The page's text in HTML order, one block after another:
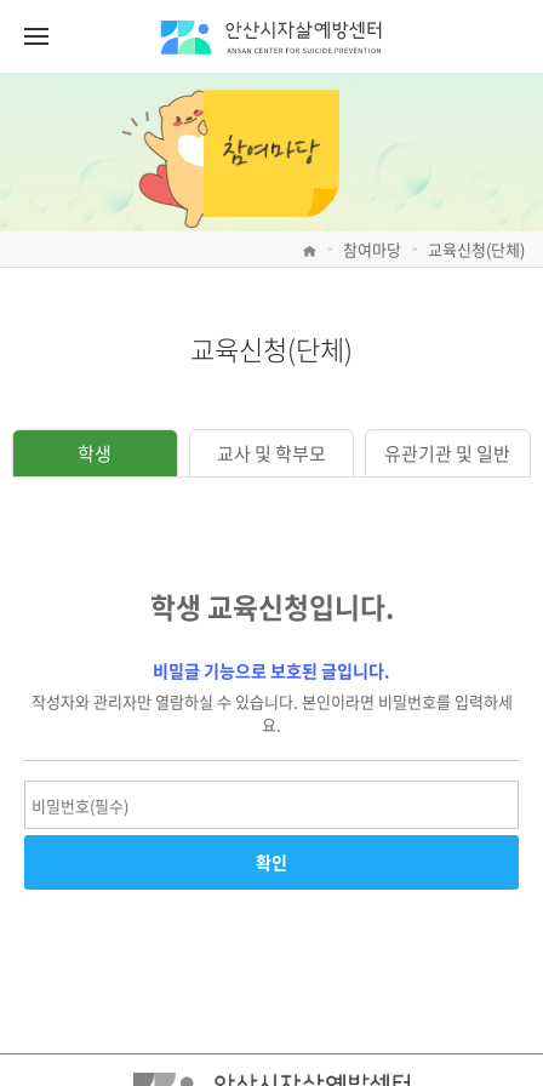
> 참여마당 > 교육신청(단체)
교육신청(단체)
학생 교사 및 학부모 유관기관 및 일반
학생 교육신청입니다.
비밀글 기능으로 보호된 글입니다.
작성자와 관리자만 열람하실 수 있습니다. 본인이라면 비밀번호를 입력하세
요.